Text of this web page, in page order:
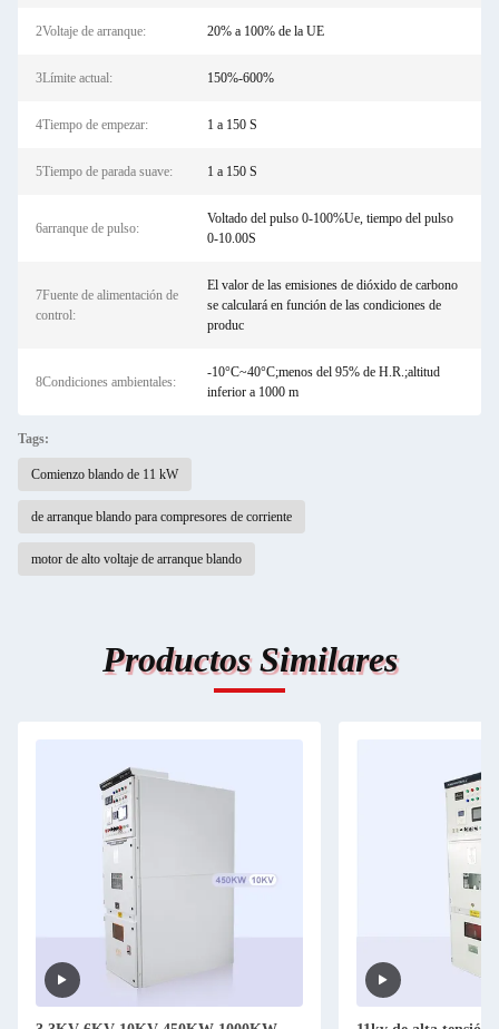
2Voltaje de arranque: 20% a 100% de la UE
3Límite actual: 150%-600%
4Tiempo de empezar: 1 a 150 S
5Tiempo de parada suave: 1 a 150 S
6arranque de pulso:
Voltado del pulso 0-100%Ue, tiempo del pulso
0-10.00S
7Fuente de alimentación de
control:
El valor de las emisiones de dióxido de carbono
se calculará en función de las condiciones de
produc
8Condiciones ambientales:
-10°C~40°C;menos del 95% de H.R.;altitud
inferior a 1000 m
Tags:
Comienzo blando de 11 kW
de arranque blando para compresores de corriente
motor de alto voltaje de arranque blando
Productos Similares